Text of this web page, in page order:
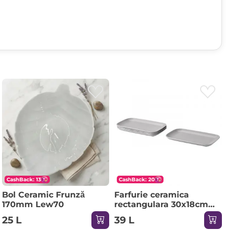
CashBack: 13
Bol Ceramic Frunză
170mm Lew70
25 L
CashBack: 20
Farfurie ceramica
rectangulara 30x18cm
multicolor
39 L